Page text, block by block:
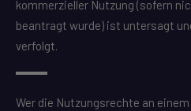
kommerzieller Nutzung (sofern
beantragt wurde) ist untersagt
verfolgt.
Wer die Nutzungsrechte an